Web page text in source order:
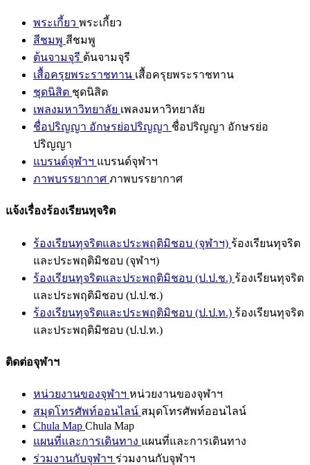
พระเกี้ยว พระเกี้ยว
สีชมพู สีชมพู
ต้นจามจุรี ต้นจามจุรี
เสื้อครุยพระราชทาน เสื้อครุยพระราชทาน
ชุดนิสิต ชุดนิสิต
เพลงมหาวิทยาลัย เพลงมหาวิทยาลัย
ชื่อปริญญา อักษรย่อปริญญา ชื่อปริญญา อักษรย่อ
ปริญญา
แบรนด์จุฬาฯ แบรนด์จุฬาฯ
ภาพบรรยากาศ ภาพบรรยากาศ
แจ้งเรื่องร้องเรียนทุจริต
ร้องเรียนทุจริตและประพฤติมิชอบ (จุฬาฯ) ร้องเรียนทุจริต
และประพฤติมิชอบ (จุฬาฯ)
ร้องเรียนทุจริตและประพฤติมิชอบ (ป.ป.ช.) ร้องเรียนทุจริต
และประพฤติมิชอบ (ป.ป.ช.)
ร้องเรียนทุจริตและประพฤติมิชอบ (ป.ป.ท.) ร้องเรียนทุจริต
และประพฤติมิชอบ (ป.ป.ท.)
ติดต่อจุฬาฯ
หน่วยงานของจุฬาฯ หน่วยงานของจุฬาฯ
สมุดโทรศัพท์ออนไลน์ สมุดโทรศัพท์ออนไลน์
Chula Map Chula Map
แผนที่และการเดินทาง แผนที่และการเดินทาง
ร่วมงานกับจุฬาฯ ร่วมงานกับจุฬาฯ